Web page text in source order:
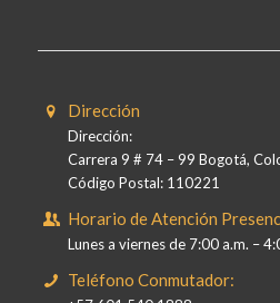
Dirección
Dirección:
Carrera 9 # 74 – 99 Bogotá,
Código Postal: 110221
Horario de Atención
Lunes a viernes de 7:00 a.m. –
Teléfono Conmutador: